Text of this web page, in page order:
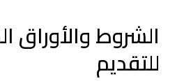
الشروط والأوراق
للتقديم